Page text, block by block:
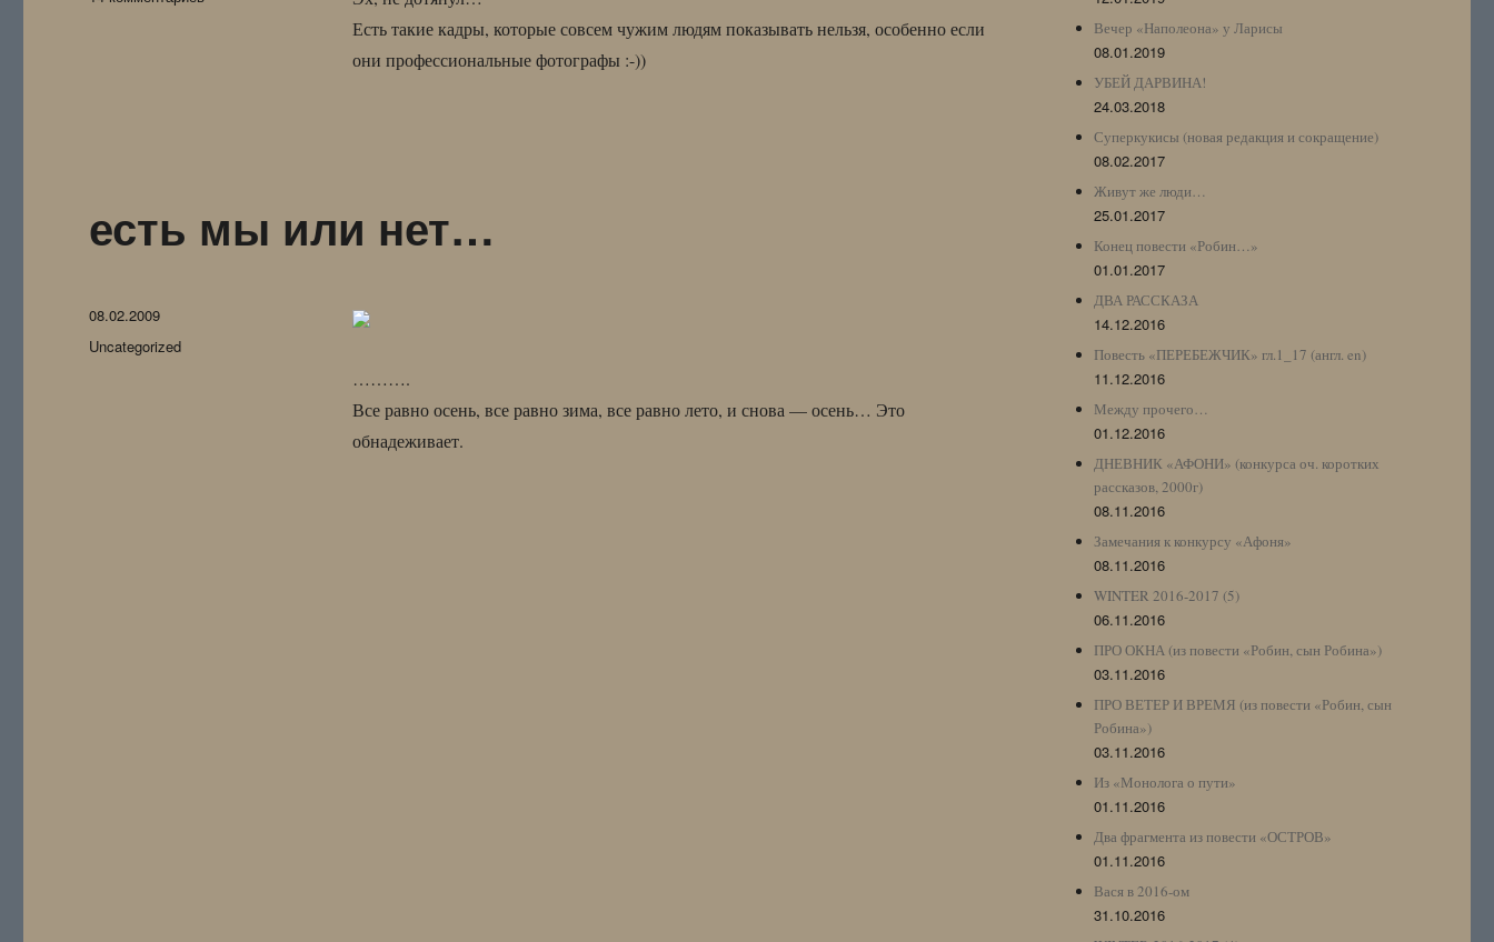
Есть такие кадры, которые совсем чужим людям показывать нельзя, особенно если
они профессиональные фотографы :-))
есть мы или нет…
……….
Все равно осень, все равно зима, все равно лето, и снова — осень… Это
обнадеживает.
Опубликовано
08.02.2009
Рубрики
Uncategorized
Вечер «Наполеона» у Ларисы
08.01.2019
УБЕЙ ДАРВИНА!
24.03.2018
Суперкукисы (новая редакция и сокращение)
08.02.2017
Живут же люди…
25.01.2017
Конец повести «Робин…»
01.01.2017
ДВА РАССКАЗА
14.12.2016
Повесть «ПЕРЕБЕЖЧИК» гл.1_17 (англ. en)
11.12.2016
Между прочего…
01.12.2016
ДНЕВНИК «АФОНИ» (конкурса оч. коротких
рассказов, 2000г)
08.11.2016
Замечания к конкурсу «Афоня»
08.11.2016
WINTER 2016-2017 (5)
06.11.2016
ПРО ОКНА (из повести «Робин, сын Робина»)
03.11.2016
ПРО ВЕТЕР И ВРЕМЯ (из повести «Робин, сын
Робина»)
03.11.2016
Из «Монолога о пути»
01.11.2016
Два фрагмента из повести «ОСТРОВ»
01.11.2016
Вася в 2016-ом
31.10.2016